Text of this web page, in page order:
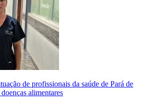
de profissionais da saúde de Pará de
alimentares